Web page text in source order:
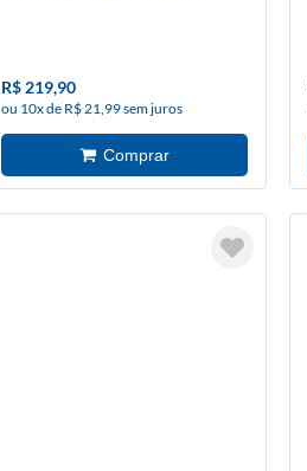
R$ 219,90
ou 10x de R$ 21,99 sem juros